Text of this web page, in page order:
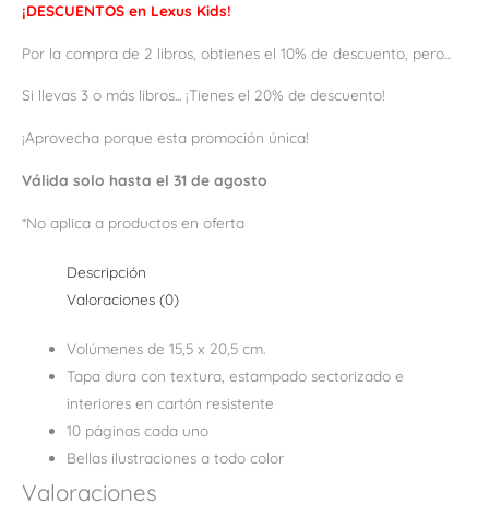
¡DESCUENTOS en Lexus Kids!
Por la compra de 2 libros, obtienes el 10% de descuento, pero...
Si llevas 3 o más libros... ¡Tienes el 20% de descuento!
¡Aprovecha porque esta promoción única!
Válida solo hasta el 31 de agosto
*No aplica a productos en oferta
Descripción
Valoraciones (0)
Volúmenes de 15,5 x 20,5 cm.
Tapa dura con textura, estampado sectorizado e
interiores en cartón resistente
10 páginas cada uno
Bellas ilustraciones a todo color
Valoraciones